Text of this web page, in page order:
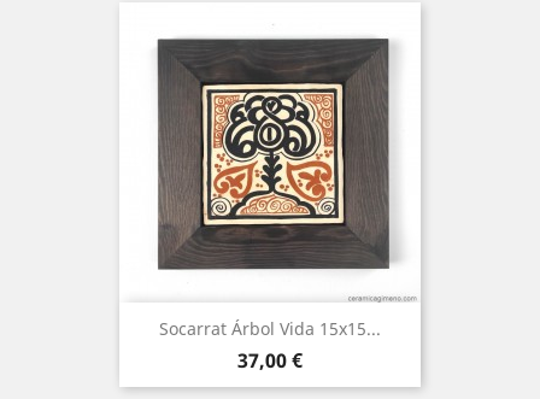
Socarrat Árbol Vida 15x15...
Precio
37,00 €